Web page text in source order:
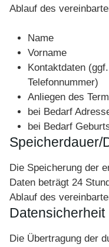
Ablauf des
Name
Vorname
Kontaktdaten
Telefonnummer)
Anliegen des
bei Bedarf
bei Bedarf
Speicherdauer/
Die Speicherung der
Daten beträgt 24
Ablauf des
Datensicherheit
Die Übertragung der